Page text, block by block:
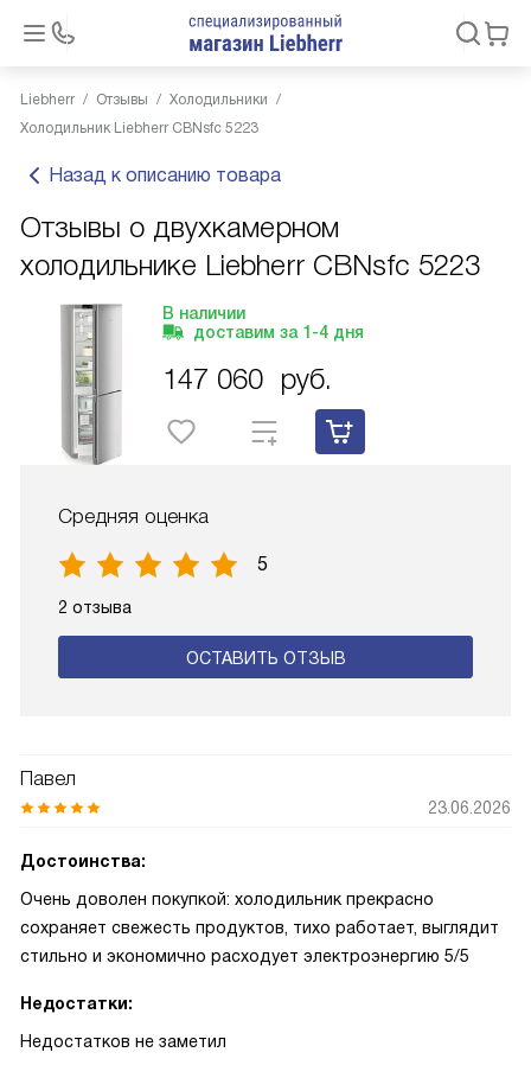
Liebherr Отзывы
Холодильники
Холодильник Liebherr CBNsfc 5223
Назад к описанию товара
Отзывы о двухкамерном
холодильнике Liebherr CBNsfc 5223
В наличии
доставим за 1-4 дня
147 060 руб.
Средняя оценка
5
2 отзыва
ОСТАВИТЬ ОТЗЫВ
Павел
23.06.2026
Достоинства:
Очень доволен покупкой: холодильник прекрасно
сохраняет свежесть продуктов, тихо работает, выглядит
стильно и экономично расходует электроэнергию 5/5
Недостатки:
Недостатков не заметил